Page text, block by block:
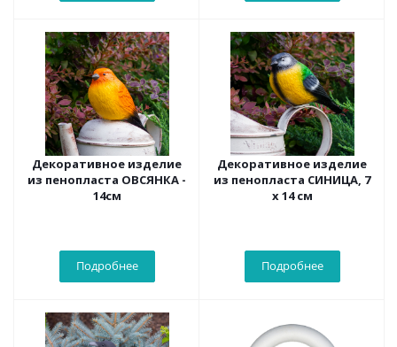
Декоративное изделие
из пенопласта ОВСЯНКА -
14см
Подробнее
Декоративное изделие
из пенопласта СИНИЦА, 7
х 14 см
Подробнее